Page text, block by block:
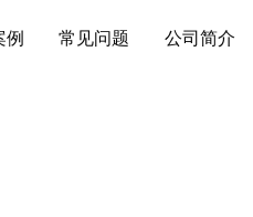
例 常见问题 公司简介